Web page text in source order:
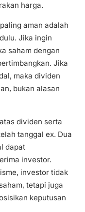
harga.
aman adalah
Jika ingin
saham dengan
Jika
maka dividen
bukan alasan
dividen serta
tanggal ex. Dua
dapat
investor.
investor tidak
tetapi juga
keputusan